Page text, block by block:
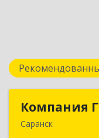
Компания
Саранск